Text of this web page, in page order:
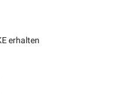
erhalten